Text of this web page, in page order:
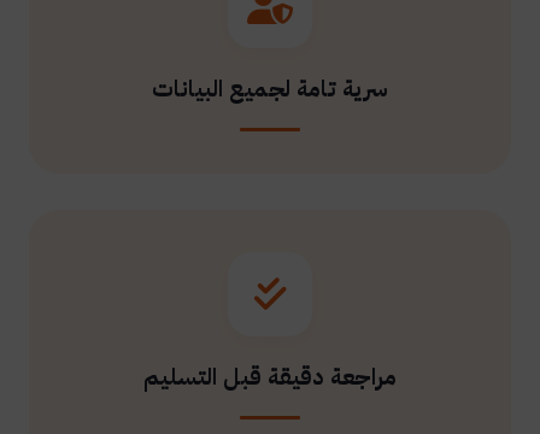
سرية تامة لجميع البيانات
مراجعة دقيقة قبل التسليم